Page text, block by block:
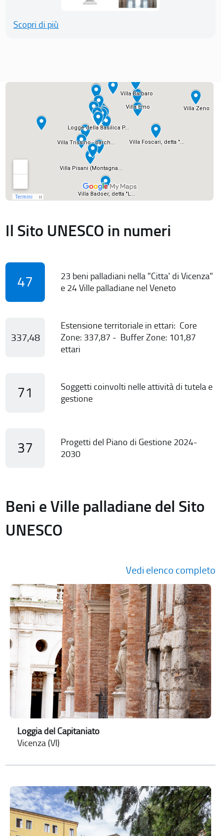
Scopri di più
Il Sito UNESCO in numeri
47
23 beni palladiani nella "Citta' di Vicenza"
e 24 Ville palladiane nel Veneto
337,48
Estensione territoriale in ettari: Core
Zone: 337,87 - Buffer Zone: 101,87
ettari
71
Soggetti coinvolti nelle attività di tutela e
gestione
37
Progetti del Piano di Gestione 2024-
2030
Beni e Ville palladiane del Sito
UNESCO
Vedi elenco completo
Loggia del Capitaniato
Vicenza (VI)